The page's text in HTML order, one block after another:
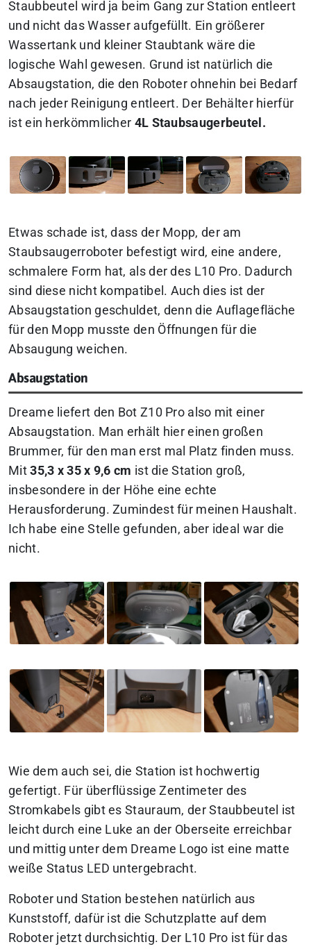
Staubbeutel wird ja beim Gang zur Station entleert
und nicht das Wasser aufgefüllt. Ein größerer
Wassertank und kleiner Staubtank wäre die
logische Wahl gewesen. Grund ist natürlich die
Absaugstation, die den Roboter ohnehin bei Bedarf
nach jeder Reinigung entleert. Der Behälter hierfür
ist ein herkömmlicher 4L Staubsaugerbeutel.
Etwas schade ist, dass der Mopp, der am
Staubsaugerroboter befestigt wird, eine andere,
schmalere Form hat, als der des L10 Pro. Dadurch
sind diese nicht kompatibel. Auch dies ist der
Absaugstation geschuldet, denn die Auflagefläche
für den Mopp musste den Öffnungen für die
Absaugung weichen.
Absaugstation
Dreame liefert den Bot Z10 Pro also mit einer
Absaugstation. Man erhält hier einen großen
Brummer, für den man erst mal Platz finden muss.
Mit35,3 x 35 x 9,6 cm ist die Station groß,
insbesondere in der Höhe eine echte
Herausforderung. Zumindest für meinen Haushalt.
Ich habe eine Stelle gefunden, aber ideal war die
nicht.
Wie dem auch sei, die Station ist hochwertig
gefertigt. Für überflüssige Zentimeter des
Stromkabels gibt es Stauraum, der Staubbeutel ist
leicht durch eine Luke an der Oberseite erreichbar
und mittig unter dem Dreame Logo ist eine matte
weiße Status LED untergebracht.
Roboter und Station bestehen natürlich aus
Kunststoff, dafür ist die Schutzplatte auf dem
Roboter jetzt durchsichtig. Der L10 Pro ist für das